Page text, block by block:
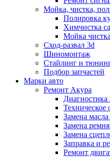
Мойка, чистка,
Полировка
Химчистка
Мойка
Сход-развал 3d
Шиномонтаж
Стайлинг и
Подбор запчастей
Марки авто
Ремонт Акура
Диагностика
Техническое
Замена
Замена
Замена
Заправка и
Ремонт